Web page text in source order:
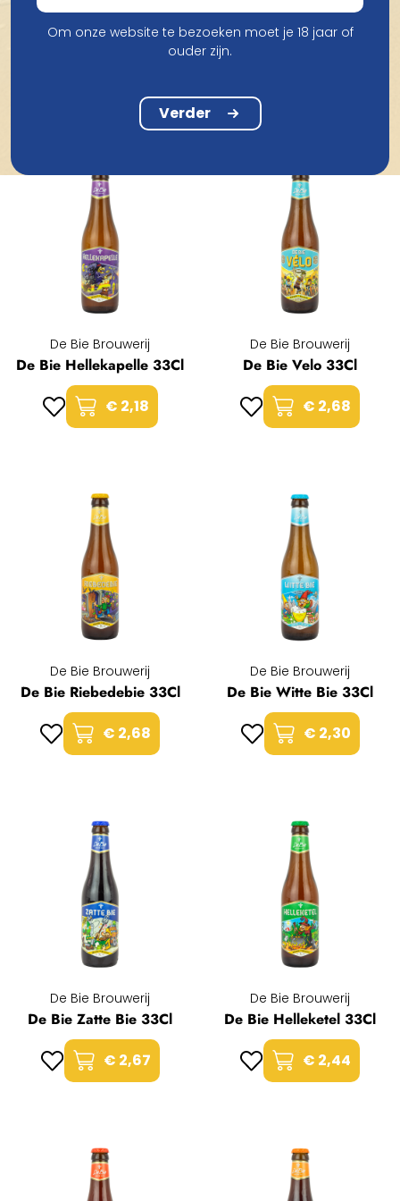
De Bie Brouwerij
De Bie Hellekapelle 33Cl
€ 2,18
De Bie Brouwerij
De Bie Velo 33Cl
€ 2,68
De Bie Brouwerij
De Bie Riebedebie 33Cl
€ 2,68
De Bie Brouwerij
De Bie Witte Bie 33Cl
€ 2,30
De Bie Brouwerij
De Bie Zatte Bie 33Cl
€ 2,67
De Bie Brouwerij
De Bie Helleketel 33Cl
€ 2,44
Om onze website te bezoeken moet je 18 jaar of
ouder zijn.
Verder